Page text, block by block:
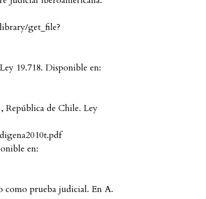
get_file?
19.718. Disponible en:
República de Chile. Ley
en:
como prueba judicial. En A.